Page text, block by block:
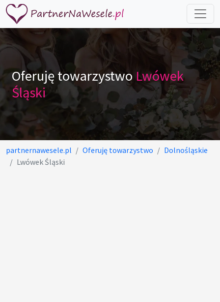
Oferuję towarzystwo Lwówek
Śląski
partnernawesele.pl Oferuję towarzystwo
Dolnośląskie
Lwówek Śląski